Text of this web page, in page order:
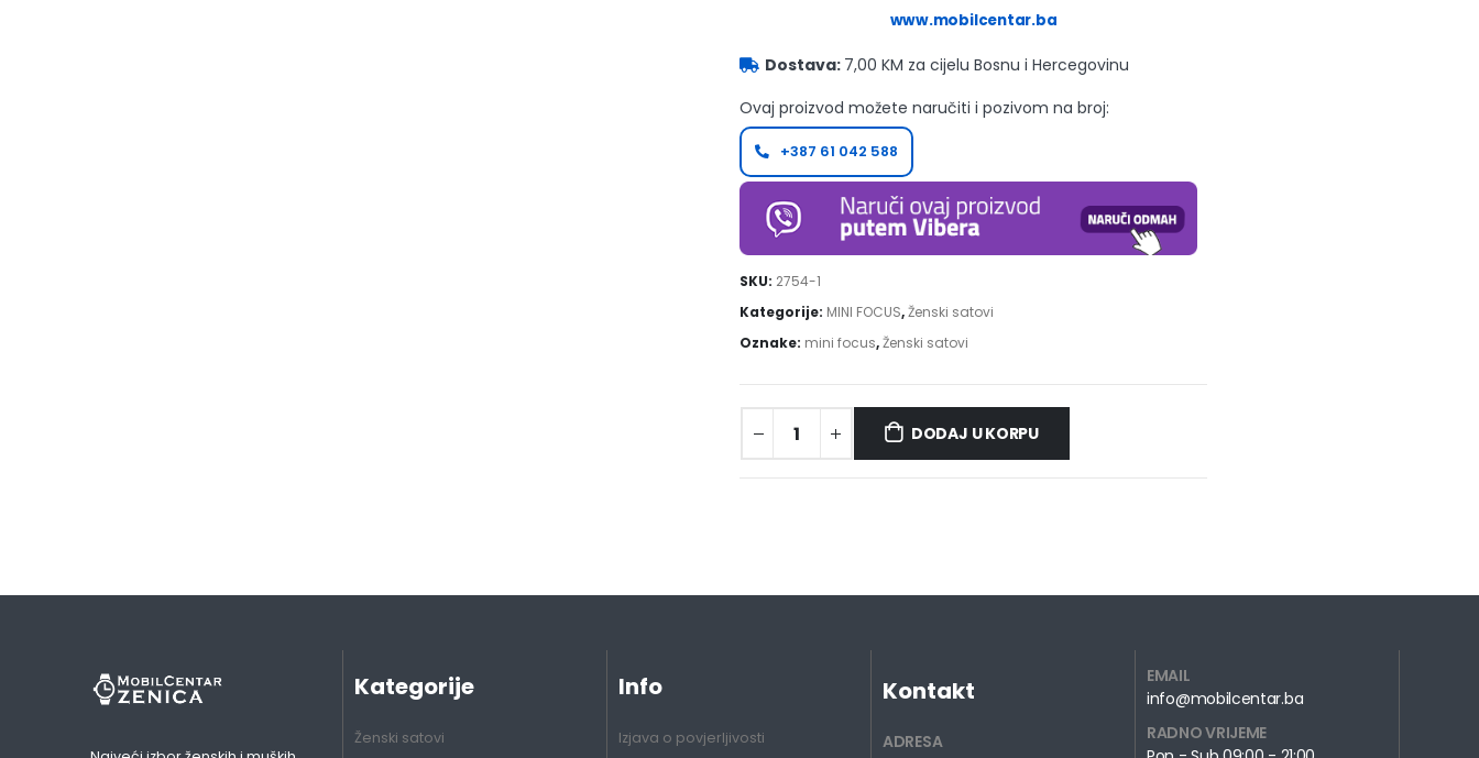
www.mobilcentar.ba
Dostava: 7,00 KM za cijelu Bosnu i Hercegovinu
Ovaj proizvod možete naručiti i pozivom na broj:
+387 61 042 588
SKU: 2754-1
Kategorije: MINI FOCUS,Ženski satovi
Oznake: mini focus,Ženski satovi
DODAJ U KORPU
Kategorije
Ženski satovi
Info
Izjava o povjerljivosti
Kontakt
ADRESA
EMAIL
info@mobilcentar.ba
RADNO VRIJEME